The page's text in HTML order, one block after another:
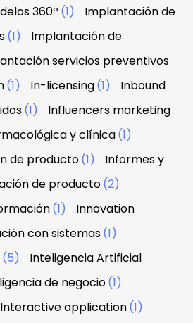
360º (1)
Implantación de
(1)
Implantación de
servicios preventivos
(1) In-licensing(1)
Inbound
(1)
Influencers marketing
y clínica(1)
de producto(1)
Informes y
de producto(2)
(1)
Innovation
con sistemas(1)
(5)
Inteligencia Artificial
de negocio(1)
Interactive application(1)